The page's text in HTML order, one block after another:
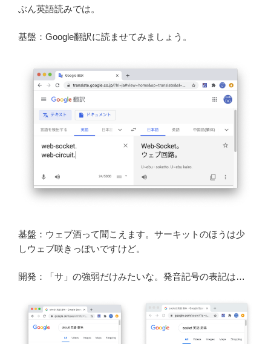
ぶん英語読みでは。
基盤：Google翻訳に読ませてみましょう。
基盤：ウェブ酒って聞こえます。サーキットのほうは少
しウェブ咲きっぽいですけど。
開発：「サ」の強弱だけみたいな。発音記号の表記は…